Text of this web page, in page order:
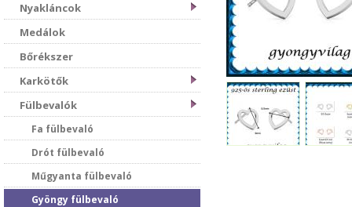
Nyakláncok
Medálok
Bőrékszer
Karkötők
Fülbevalók
Fa fülbevaló
Drót fülbevaló
Műgyanta fülbevaló
Gyöngy fülbevaló